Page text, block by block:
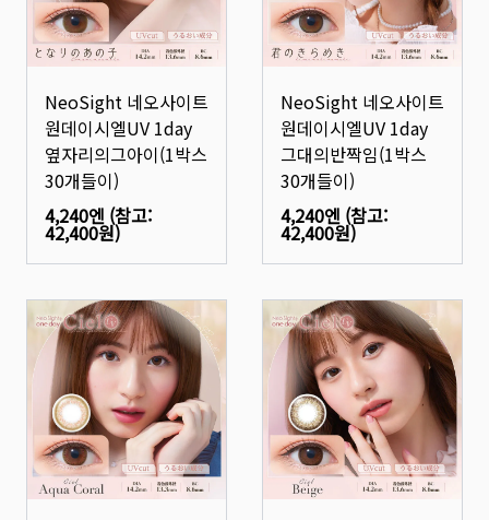
NeoSight 네오사이트
원데이시엘UV 1day
옆자리의그아이(1박스
30개들이)
4,240엔 (참고:
42,400원)
NeoSight 네오사이트
원데이시엘UV 1day
그대의반짝임(1박스
30개들이)
4,240엔 (참고:
42,400원)